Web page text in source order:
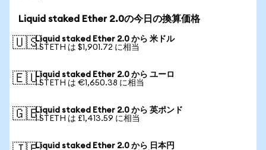
Liquid staked Ether 2.0の今日の換算価格
🇺🇸Liquid staked Ether 2.0 から 米ドル
1 STETH は $1,901.72 に相当
🇪🇺Liquid staked Ether 2.0 から ユーロ
1 STETH は €1,650.38 に相当
🇬🇧Liquid staked Ether 2.0 から 英ポンド
1 STETH は £1,413.59 に相当
Liquid staked Ether 2.0 から 日本円